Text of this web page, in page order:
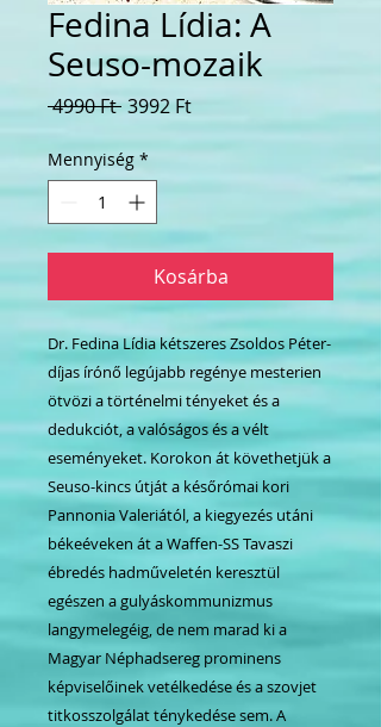
Fedina Lídia: A
Seuso-mozaik
4990 Ft Szokásos
3992 FtAkciós
Mennyiség *
Kosárba
Dr. Fedina Lídia kétszeres Zsoldos Péter-
díjas írónő legújabb regénye mesterien
ötvözi a történelmi tényeket és a
dedukciót, a valóságos és a vélt
eseményeket. Korokon át követhetjük a
Seuso-kincs útját a későrómai kori
Pannonia Valeriától, a kiegyezés utáni
békeéveken át a Waffen-SS Tavaszi
ébredés hadműveletén keresztül
egészen a gulyáskommunizmus
langymelegéig, de nem marad ki a
Magyar Néphadsereg prominens
képviselőinek vetélkedése és a szovjet
titkosszolgálat ténykedése sem. A